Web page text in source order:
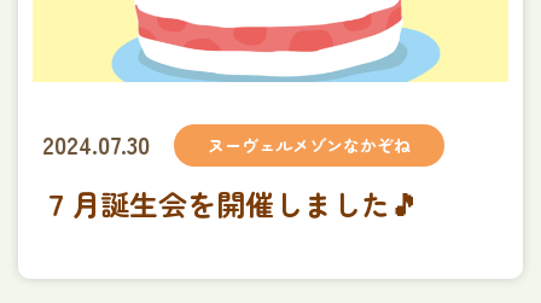
2024.07.30 ヌーヴェルメゾンなかぞね
７月誕生会を開催しました🎵